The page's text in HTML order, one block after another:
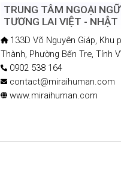
TRUNG TÂM NGOẠI NGỮ
TƯƠNG LAI VIỆT - NHẬT
133D Võ Nguyên Giáp, Khu
Thành, Phường Bến Tre, Tỉnh
0902 538 164
contact@miraihuman.com
www.miraihuman.com